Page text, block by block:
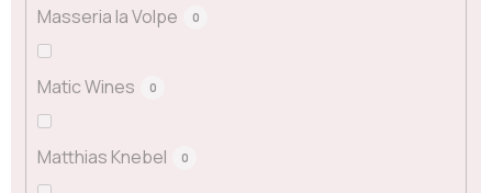
Masseria la Volpe 0
Matic Wines 0
Matthias Knebel 0